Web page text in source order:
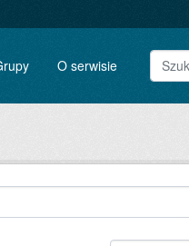
O serwisie